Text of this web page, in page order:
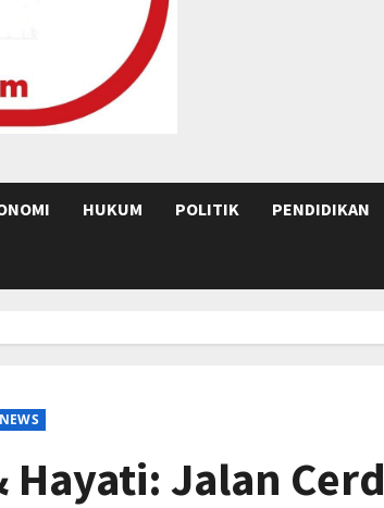
HUKUM POLITIK PENDIDIKAN
Jalan